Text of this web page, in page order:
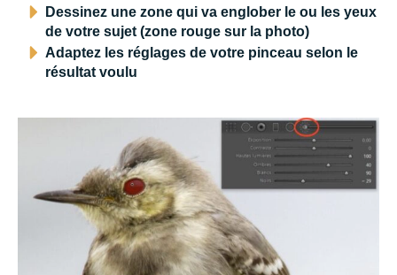
Dessinez une zone qui va englober le ou les yeux
de votre sujet (zone rouge sur la photo)
Adaptez les réglages de votre pinceau selon le
résultat voulu